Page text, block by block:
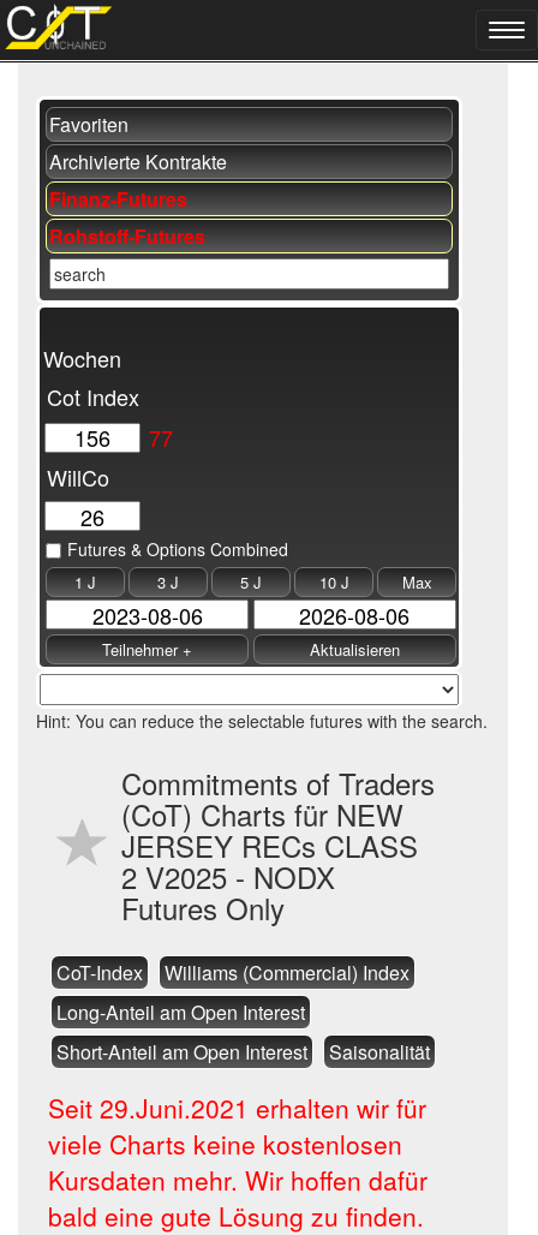
Favoriten
Archivierte Kontrakte
Finanz-Futures
Rohstoff-Futures
Wochen
Cot Index
77
WillCo
1 J 3 J 5 J 10 J Max
Futures & Options Combined
Hint: You can reduce the selectable futures with the search.
Commitments of Traders
(CoT) Charts für NEW
JERSEY RECs CLASS
2 V2025 - NODX
Futures Only
CoT-Index
Williams (Commercial) Index
Long-Anteil am Open Interest
Short-Anteil am Open Interest
Saisonalität
Seit 29.Juni.2021 erhalten wir für
viele Charts keine kostenlosen
Kursdaten mehr. Wir hoffen dafür
bald eine gute Lösung zu finden.